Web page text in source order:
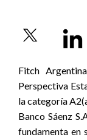
Fitch
Perspectiva
la categoría
Banco Sáenz
fundamenta en